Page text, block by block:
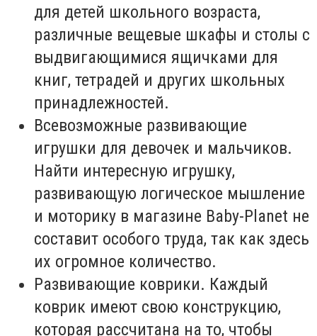
для детей школьного возраста,
различные вещевые шкафы и столы с
выдвигающимися ящичками для
книг, тетрадей и других школьных
принадлежностей.
Всевозможные развивающие
игрушки для девочек и мальчиков.
Найти интересную игрушку,
развивающую логическое мышление
и моторику в магазине Baby-Planet не
составит особого труда, так как здесь
их огромное количество.
Развивающие коврики. Каждый
коврик имеют свою конструкцию,
которая рассчитана на то, чтобы